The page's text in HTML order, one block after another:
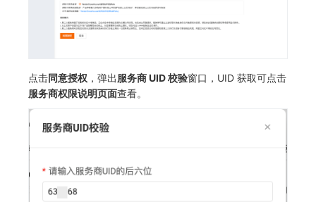
点击同意授权 ，弹出服务商 UID 校验窗口，UID 获取可点击
服务商权限说明页面查看。